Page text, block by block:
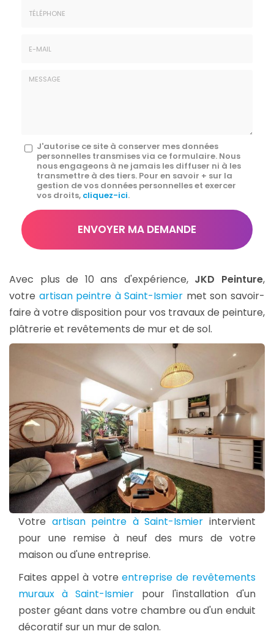
Message
J'autorise ce site à conserver mes données
personnelles transmises via ce formulaire. Nous
nous engageons à ne jamais les diffuser ni à les
transmettre à des tiers. Pour en savoir + sur la
gestion de vos données personnelles et exercer
vos droits, cliquez-ici.
Acceptation
RGPD
*
ENVOYER MA DEMANDE
Avec plus de 10 ans d'expérience, JKD Peinture,
votre artisan peintre à Saint-Ismier met son savoir-
faire à votre disposition pour vos travaux de peinture,
plâtrerie et revêtements de mur et de sol.
Votre artisan peintre à Saint-Ismier intervient
pour une remise à neuf des murs de votre
maison ou d'une entreprise.
Faites appel à votreentreprise de revêtements
muraux à Saint-Ismier pour l'installation d'un
poster géant dans votre chambre ou d'un enduit
décoratif sur un mur de salon.